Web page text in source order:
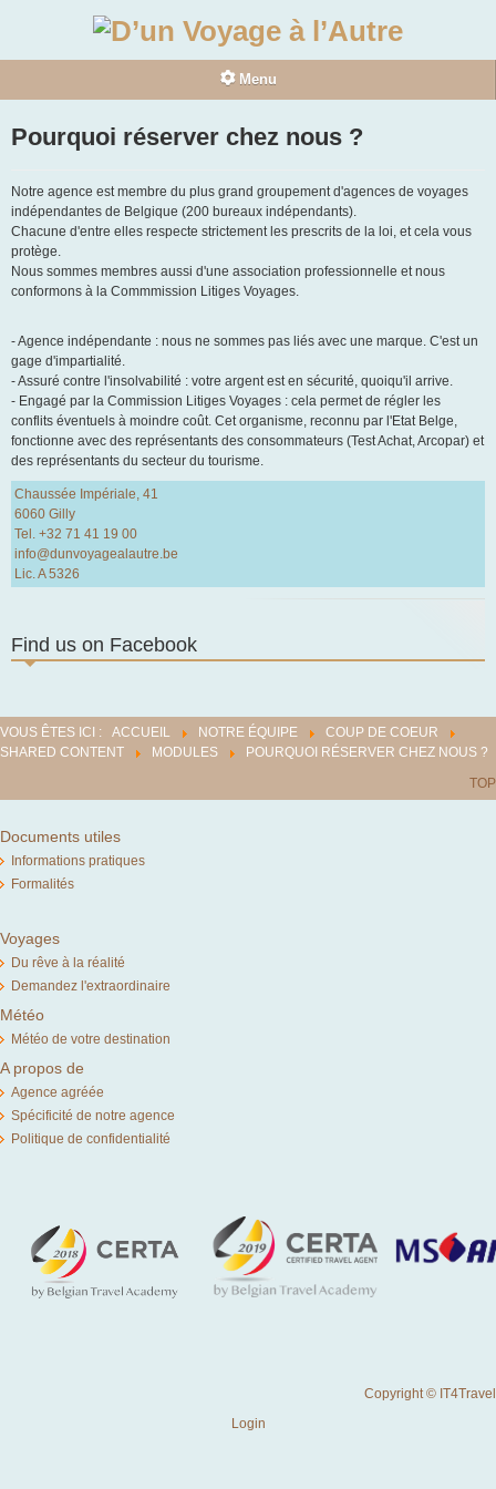
Menu
Coup de coeur
Antonina
Antonella
Contact
Educ Tours
Antonella
Antonina
Loana
Partenaires
Last Minutes
Assurance
Pourquoi réserver chez nous ?
Notre agence est membre du plus grand groupement d'agences de voyages
indépendantes de Belgique (200 bureaux indépendants).
Chacune d'entre elles respecte strictement les prescrits de la loi, et cela vous
protège.
Nous sommes membres aussi d'une association professionnelle et nous
conformons à la Commmission Litiges Voyages.
- Agence indépendante : nous ne sommes pas liés avec une marque. C'est un
gage d'impartialité.
- Assuré contre l'insolvabilité : votre argent est en sécurité, quoiqu'il arrive.
- Engagé par la Commission Litiges Voyages : cela permet de régler les
conflits éventuels à moindre coût. Cet organisme, reconnu par l'Etat Belge,
fonctionne avec des représentants des consommateurs (Test Achat, Arcopar) et
des représentants du secteur du tourisme.
Chaussée Impériale, 41
6060 Gilly
Tel. +32 71 41 19 00
info@dunvoyagealautre.be
Lic. A 5326
Find us on Facebook
VOUS ÊTES ICI : ACCUEIL NOTRE ÉQUIPE
COUP DE COEUR
SHARED CONTENT
MODULES
POURQUOI RÉSERVER CHEZ NOUS ?
TOP
Documents utiles
Informations pratiques
Formalités
Voyages
Du rêve à la réalité
Demandez l'extraordinaire
Météo
Météo de votre destination
A propos de
Agence agréée
Spécificité de notre agence
Politique de confidentialité
Copyright © IT4Travel
Login